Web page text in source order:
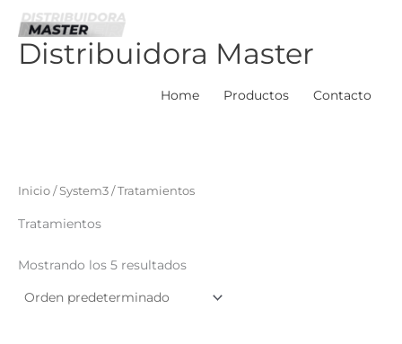
contenido
Distribuidora Master
Home Productos Contacto
Inicio /System3 / Tratamientos
Tratamientos
Mostrando los 5 resultados